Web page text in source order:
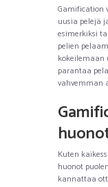
Gamification
uusia pelejä
esimerkiksi
pelien
kokeilemaan
parantaa
vahvemman
Kuten
huonot
kannattaa